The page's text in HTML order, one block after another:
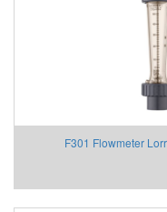
F301 Flowmeter